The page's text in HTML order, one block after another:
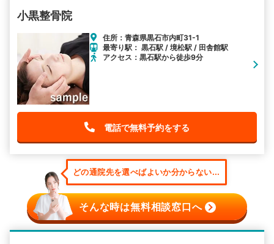
小黒整骨院
住所：青森県黒石市内町31-1
最寄り駅： 黒石駅 / 境松駅 / 田舎館駅
アクセス：黒石駅から徒歩9分
電話で無料予約をする
どの通院先を選べばよいか分からない...
そんな時は無料相談窓口へ